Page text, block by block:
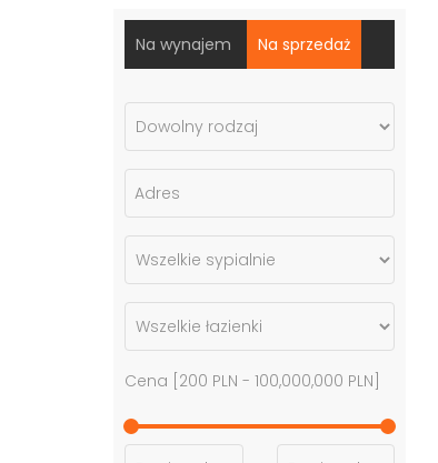
Na wynajem Na sprzedaż
Cena [ 200 PLN - 100,000,000 PLN